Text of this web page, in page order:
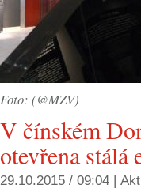
Foto: (@MZV)
V čínském
otevřena stálá
29.10.2015 / 09:04 |